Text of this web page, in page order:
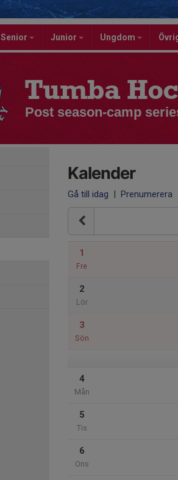
Senior Junior Ungdom
Tumba
Post season-camp
Kalender
Gå till idag | Prenumerera
1
Fre
2
Lör
3
Sön
4
Mån
5
Tis
6
Ons